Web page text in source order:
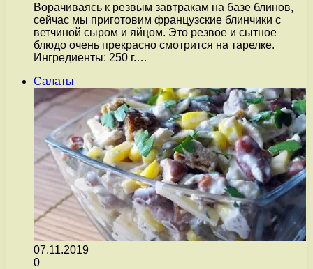
Ворачиваясь к резвым завтракам на базе блинов,
сейчас мы приготовим французские блинчики с
ветчиной сыром и яйцом. Это резвое и сытное
блюдо очень прекрасно смотрится на тарелке.
Ингредиенты: 250 г.…
Салаты
07.11.2019
0